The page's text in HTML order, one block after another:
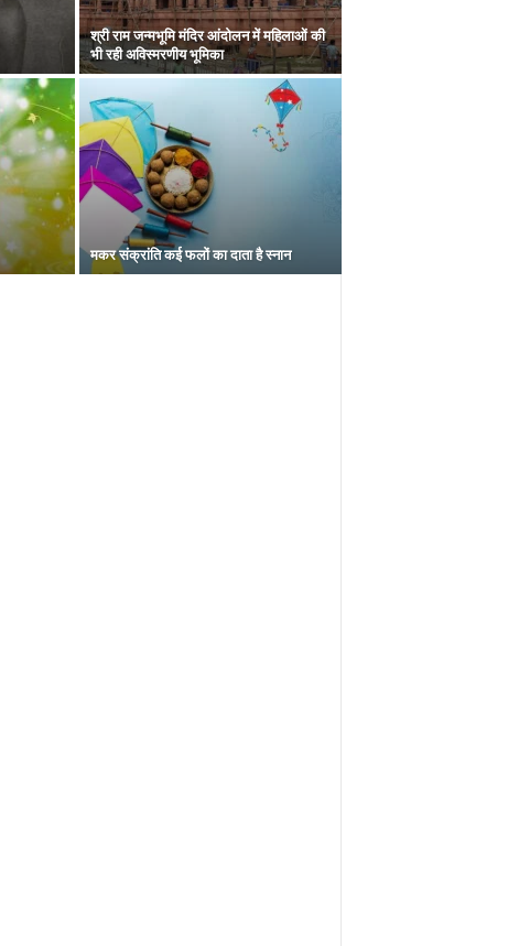
श्री राम जन्मभूमि मंदिर आंदोलन में महिलाओं की
भी रही अविस्मरणीय भूमिका
मकर संक्रांति कई फलों का दाता है स्नान